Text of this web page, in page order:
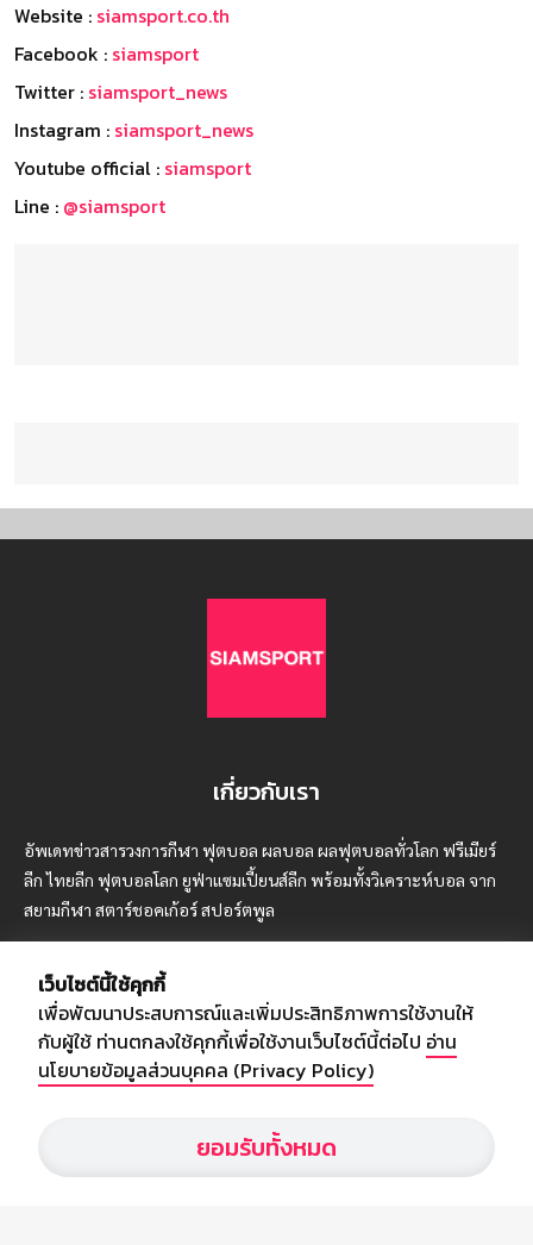
Website : siamsport.co.th
Facebook : siamsport
Twitter : siamsport_news
Instagram : siamsport_news
Youtube official : siamsport
Line : @siamsport
เกี่ยวกับเรา
อัพเดทข่าวสารวงการกีฬา ฟุตบอล ผลบอล ผลฟุตบอลทั่วโลก ฟรีเมียร์
ลีก ไทยลีก ฟุตบอลโลก ยูฟ่าแซมเปี้ยนส์ลีก พร้อมทั้งวิเคราะห์บอล จาก
สยามกีฬา สตาร์ชอคเก้อร์ สปอร์ตพูล
บริษัท สยามสปอร์ต ซินติเคท จำกัด (มหาชน)
เลขที่ 66/26 - 29 ซอยรามอินทรา 40
โทร : 02-5088-000
เว็บไซต์นี้ใช้คุกกี้
เพื่อพัฒนาประสบการณ์และเพิ่มประสิทธิภาพการใช้งานให้
กับผู้ใช้ ท่านตกลงใช้คุกกี้เพื่อใช้งานเว็บไซต์นี้ต่อไป อ่าน
นโยบายข้อมูลส่วนบุคคล (Privacy Policy)
ยอมรับทั้งหมด